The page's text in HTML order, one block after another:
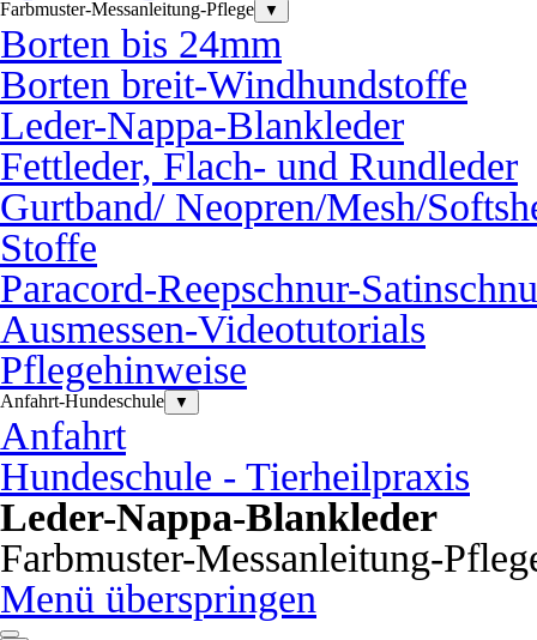
Farbmuster-Messanleitung-Pflege ▼
Borten bis 24mm
Borten breit-Windhundstoffe
Leder-Nappa-Blankleder
Fettleder, Flach- und Rundleder
Gurtband/ Neopren/Mesh/
Stoffe
Paracord-Reepschnur-
Ausmessen-Videotutorials
Pflegehinweise
Anfahrt-Hundeschule ▼
Anfahrt
Hundeschule - Tierheilpraxis
Leder-Nappa-Blankleder
Farbmuster-Messanleitung-
Menü überspringen